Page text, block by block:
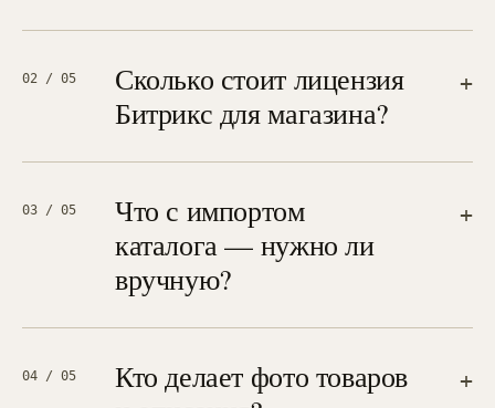
02 / 05
Сколько стоит лицензия
Битрикс для магазина?
+
функционал). «Бизнес» — 79 900 ₽
(рекомендованная, без ограничений).
«Энтерпрайз» — от 234 900 ₽ (для
крупных магазинов с особыми
требованиями). Лицензия покупается
клиентом разово — это ваш актив на
03 / 05
Что с импортом
каталога — нужно ли
вручную?
+
автоматически. Если каталог в Excel —
импортируем по шаблону. Если каталог
04 / 05
Кто делает фото товаров
+